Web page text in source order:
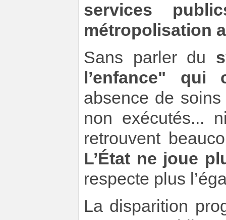
services
métropolisation
Sans parler du
l’enfance" qui
absence de
non exécutés...
retrouvent
L’État ne joue
respecte plus
La disparition